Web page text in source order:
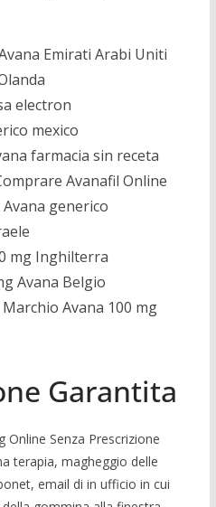
Emirati Arabi Uniti
electron
mexico
farmacia sin receta
Avanafil Online
generico
mg Inghilterra
Avana Belgio
Avana 100 mg
Garantita
Online Senza Prescrizione
terapia, magheggio delle
email di in ufficio in cui